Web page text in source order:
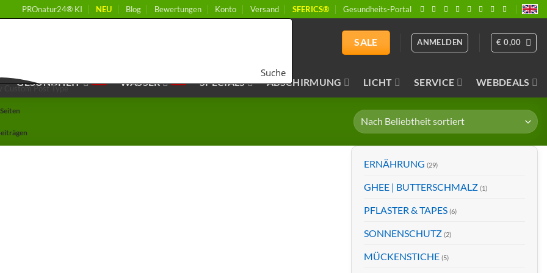
PROnatur24® KI NEU Blog Bewertungen Konto Versand SFERICS® Gesundheits-Portal
Suche
Custom Post Type
SALE ANMELDEN € 0,00
GESUNDHEIT WASSER SPECIALS ABSCHIRMUNG LICHT SERVICE WEBDEALS
ERNÄHRUNG (29)
GHEE | BUTTERSCHMALZ (1)
PFLASTER & TAPES (6)
SONNENSCHUTZ (2)
MÜCKENSTICHE (5)